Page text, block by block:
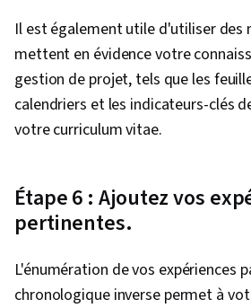
Il est également utile d'utiliser des
mettent en évidence votre
gestion de projet, tels que les
calendriers et les indicateurs-clés
votre curriculum vitae.
Étape 6 : Ajoutez vos
pertinentes.
L'énumération de vos expériences
chronologique inverse permet à